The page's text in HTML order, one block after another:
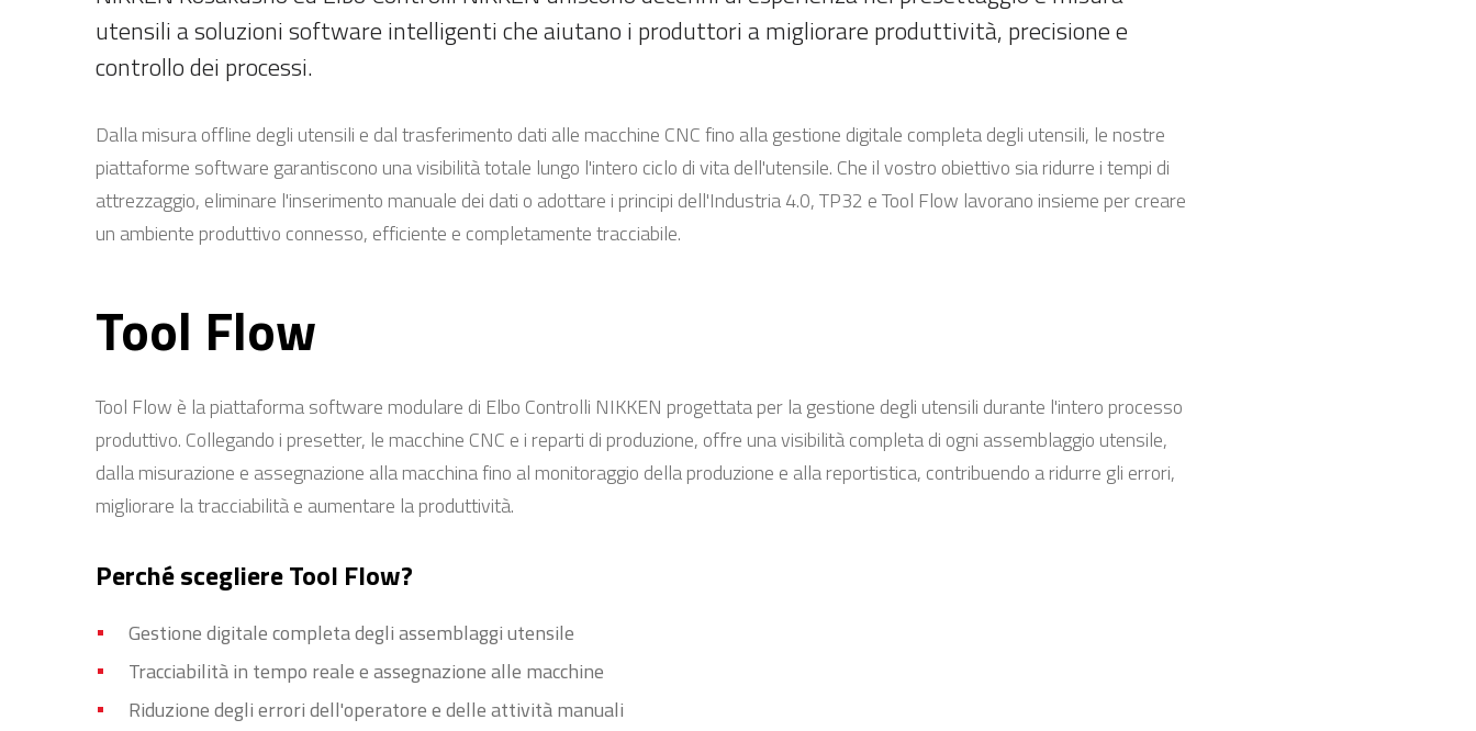
utensili a soluzioni software intelligenti che aiutano i produttori a migliorare produttività, precisione e
controllo dei processi.
Dalla misura offline degli utensili e dal trasferimento dati alle macchine CNC fino alla gestione digitale completa degli utensili, le nostre
piattaforme software garantiscono una visibilità totale lungo l'intero ciclo di vita dell'utensile. Che il vostro obiettivo sia ridurre i tempi di
attrezzaggio, eliminare l'inserimento manuale dei dati o adottare i principi dell'Industria 4.0, TP32 e Tool Flow lavorano insieme per creare
un ambiente produttivo connesso, efficiente e completamente tracciabile.
Tool Flow
Tool Flow è la piattaforma software modulare di Elbo Controlli NIKKEN progettata per la gestione degli utensili durante l'intero processo
produttivo. Collegando i presetter, le macchine CNC e i reparti di produzione, offre una visibilità completa di ogni assemblaggio utensile,
dalla misurazione e assegnazione alla macchina fino al monitoraggio della produzione e alla reportistica, contribuendo a ridurre gli errori,
migliorare la tracciabilità e aumentare la produttività.
Perché scegliere Tool Flow?
Gestione digitale completa degli assemblaggi utensile
Tracciabilità in tempo reale e assegnazione alle macchine
Riduzione degli errori dell'operatore e delle attività manuali